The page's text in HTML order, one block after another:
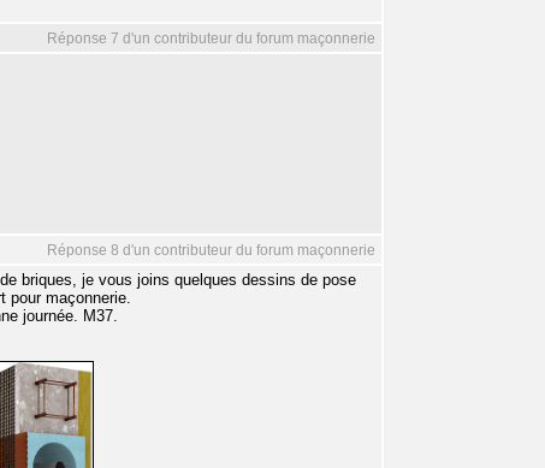
Réponse 7 d'un contributeur du forum maçonnerie
Réponse 8 d'un contributeur du forum maçonnerie
briques, je vous joins quelques dessins de pose
pour maçonnerie.
journée. M37.